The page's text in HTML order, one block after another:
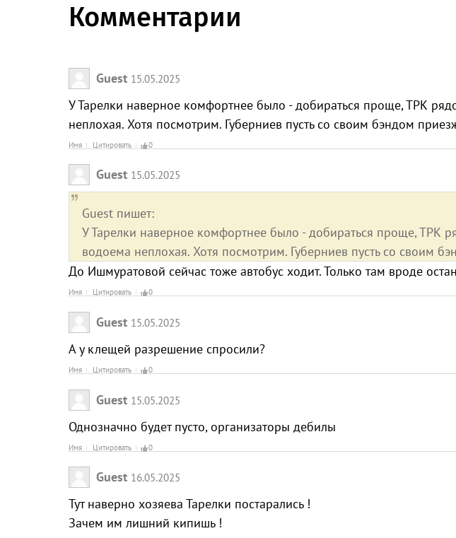
Комментарии
Guest 15.05.2025
У Тарелки наверное комфортнее было - добираться проще, ТРК
неплохая. Хотя посмотрим. Губерниев пусть со своим бэндом
Имя Цитировать 0
Guest 15.05.2025
Guest пишет:
У Тарелки наверное комфортнее было - добираться проще, ТРК
водоема неплохая. Хотя посмотрим. Губерниев пусть со своим
До Ишмуратовой сейчас тоже автобус ходит. Только там вроде
Имя Цитировать 0
Guest 15.05.2025
А у клещей разрешение спросили?
Имя Цитировать 0
Guest 15.05.2025
Однозначно будет пусто, организаторы дебилы
Имя Цитировать 0
Guest 16.05.2025
Тут наверно хозяева Тарелки постарались !
Зачем им лишний кипишь !